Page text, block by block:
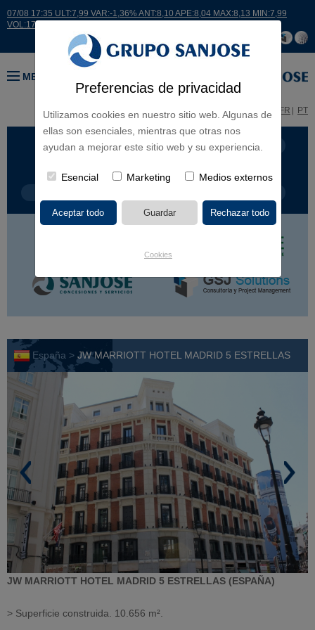
Preferencias de privacidad
Utilizamos cookies en nuestro sitio web. Algunas de
ellas son esenciales, mientras que otras nos
ayudan a mejorar este sitio web y su experiencia.
Esencial Marketing Medios externos
Cookies
07/08 17:35 ULT:7,99 VAR:-1,36% ANT:8,10 APE:8,04 MAX:8,13 MIN:7,99
VOL:17664
MENÚ
EN FR PT
LÍNEA DE NEGOCIO CONTINENTES
España > JW MARRIOTT HOTEL MADRID 5 ESTRELLAS
JW MARRIOTT HOTEL MADRID 5 ESTRELLAS (ESPAÑA)
> Superficie construida. 10.656 m².